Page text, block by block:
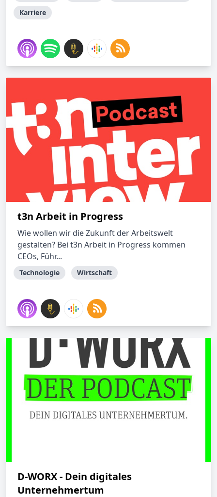
Karriere
t3n Arbeit in Progress
Wie wollen wir die Zukunft der Arbeitswelt
gestalten? Bei t3n Arbeit in Progress kommen
CEOs, Führ...
Technologie Wirtschaft
D-WORX - Dein digitales
Unternehmertum